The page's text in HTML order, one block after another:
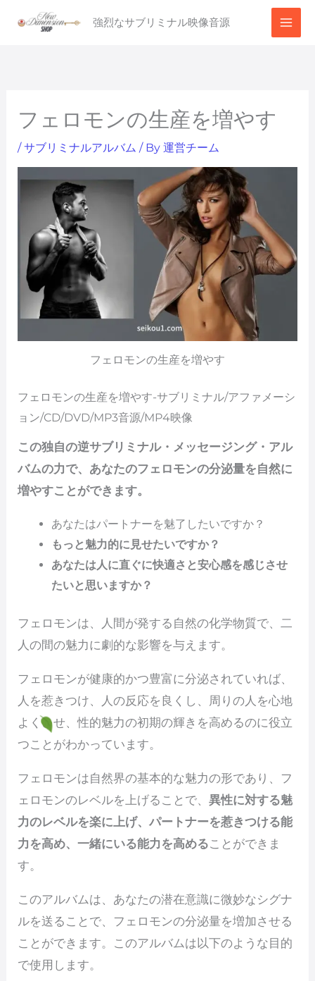
強烈なサブリミナル映像音源
フェロモンの生産を増やす
/サブリミナルアルバム / By 運営チーム
フェロモンの生産を増やす
フェロモンの生産を増やす-サブリミナル/アファメーシ
ョン/CD/DVD/MP3音源/MP4映像
この独自の逆サブリミナル・メッセージング・アル
バムの力で、あなたのフェロモンの分泌量を自然に
増やすことができます。
あなたはパートナーを魅了したいですか？
もっと魅力的に見せたいですか？
あなたは人に直ぐに快適さと安心感を感じさせ
たいと思いますか？
フェロモンは、人間が発する自然の化学物質で、二
人の間の魅力に劇的な影響を与えます。
フェロモンが健康的かつ豊富に分泌されていれば、
人を惹きつけ、人の反応を良くし、周りの人を心地
よくさせ、性的魅力の初期の輝きを高めるのに役立
つことがわかっています。
フェロモンは自然界の基本的な魅力の形であり、フ
ェロモンのレベルを上げることで、 異性に対する魅
力のレベルを楽に上げ、パートナーを惹きつける能
力を高め、一緒にいる能力を高めることができま
す。
このアルバムは、あなたの潜在意識に微妙なシグナ
ルを送ることで、フェロモンの分泌量を増加させる
ことができます。このアルバムは以下のような目的
で使用します。